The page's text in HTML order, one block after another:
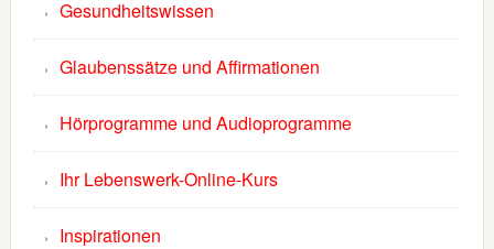
Gesundheitswissen
Glaubenssätze und Affirmationen
Hörprogramme und Audioprogramme
Ihr Lebenswerk-Online-Kurs
Inspirationen